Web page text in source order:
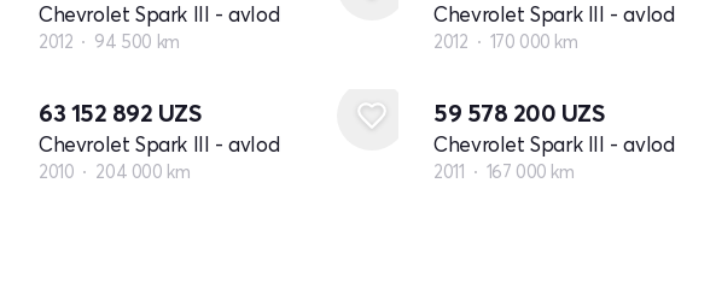
Chevrolet Spark III - avlod
2012 94 500 km
Chevrolet Spark III - avlod
2012 170 000 km
63 152 892 UZS
Chevrolet Spark III - avlod
2010 204 000 km
59 578 200 UZS
Chevrolet Spark III - avlod
2011 167 000 km